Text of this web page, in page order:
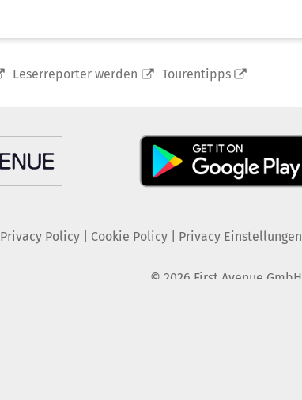
Leserreporter werden Tourentipps
Privacy Policy| Cookie Policy| Privacy Einstellungen
© 2026 First Avenue GmbH